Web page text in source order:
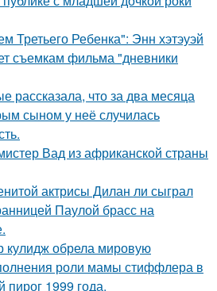
Третьего Ребенка": Энн хэтэуэй
съемкам фильма "дневники
рассказала, что за два месяца
сыном у неё случилась
Вад из африканской страны
актрисы Дилан ли сыграл
Паулой брасс на
обрела мировую
роли мамы стиффлера в
пирог 1999 года.